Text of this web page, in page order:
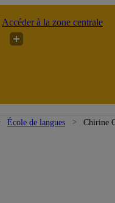
Accéder à la zone centrale
École de langues Chirine